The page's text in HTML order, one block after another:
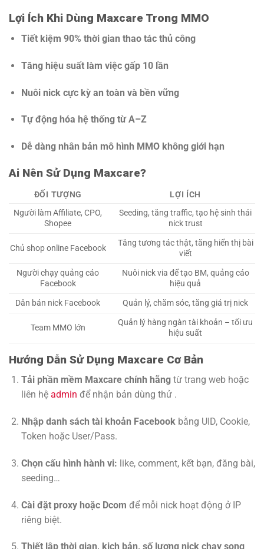
Lợi Ích Khi Dùng Maxcare Trong MMO
Tiết kiệm 90% thời gian thao tác thủ công
Tăng hiệu suất làm việc gấp 10 lần
Nuôi nick cực kỳ an toàn và bền vững
Tự động hóa hệ thống từ A–Z
Dễ dàng nhân bản mô hình MMO không giới hạn
Ai Nên Sử Dụng Maxcare?
ĐỐI TƯỢNG
LỢI ÍCH
Người làm Affiliate, CPO,
Shopee
Seeding, tăng traffic, tạo hệ sinh thái
nick trust
Chủ shop online Facebook
Tăng tương tác thật, tăng hiển thị bài
viết
Người chạy quảng cáo
Facebook
Nuôi nick via để tạo BM, quảng cáo
hiệu quả
Dân bán nick Facebook
Quản lý, chăm sóc, tăng giá trị nick
Team MMO lớn
Quản lý hàng ngàn tài khoản – tối ưu
hiệu suất
Hướng Dẫn Sử Dụng Maxcare Cơ Bản
Tải phần mềm Maxcare chính hãngtừ trang web hoặc
liên hệ admin để nhận bản dùng thử .
Nhập danh sách tài khoản Facebookbằng UID, Cookie,
Token hoặc User/Pass.
Chọn cấu hình hành vi: like, comment, kết bạn, đăng bài,
seeding…
Cài đặt proxy hoặc Dcom để mỗi nick hoạt động ở IP
riêng biệt.
Thiết lập thời gian, kịch bản, số lượng nick chạy song